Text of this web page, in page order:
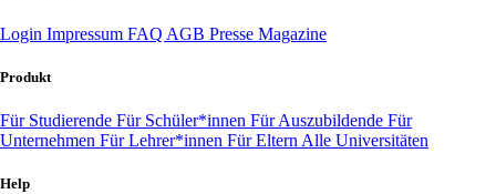
Login Impressum FAQ AGB Presse Magazine
Produkt
Für Studierende Für Schüler*innen Für Auszubildende Für
Unternehmen Für Lehrer*innen Für Eltern Alle Universitäten
Help